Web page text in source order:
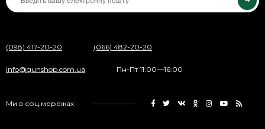
(098) 417-20-20 (066) 482-20-20
info@gunshop.com.ua Пн-Пт 11:00—16:00
Ми в соц.мережах